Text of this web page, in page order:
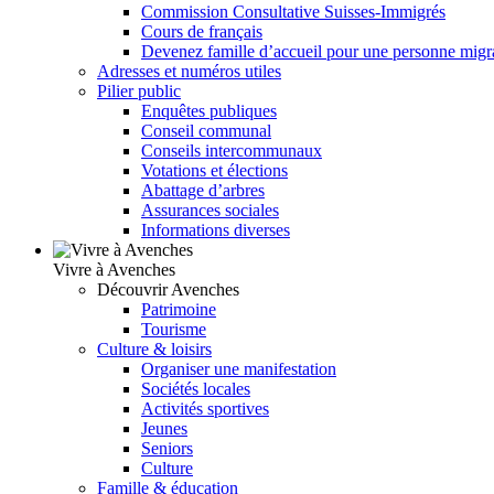
Commission Consultative Suisses-Immigrés
Cours de français
Devenez famille d’accueil pour une personne
Adresses et numéros utiles
Pilier public
Enquêtes publiques
Conseil communal
Conseils intercommunaux
Votations et élections
Abattage d’arbres
Assurances sociales
Informations diverses
Vivre à Avenches
Découvrir Avenches
Patrimoine
Tourisme
Culture & loisirs
Organiser une manifestation
Sociétés locales
Activités sportives
Jeunes
Seniors
Culture
Famille & éducation